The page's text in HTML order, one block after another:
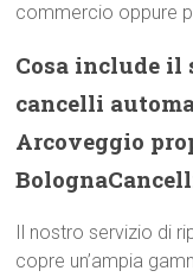
commercio oppure
Cosa include
cancelli
Arcoveggio
Il nostro servizio di
copre un’ampia